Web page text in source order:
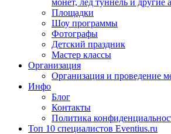
монет, лед туннель и другие
Площадки
Шоу программы
Фотографы
Детский праздник
Мастер классы
Организация
Организация и проведение
Инфо
Блог
Контакты
Политика
Топ 10 специалистов Eventius.ru